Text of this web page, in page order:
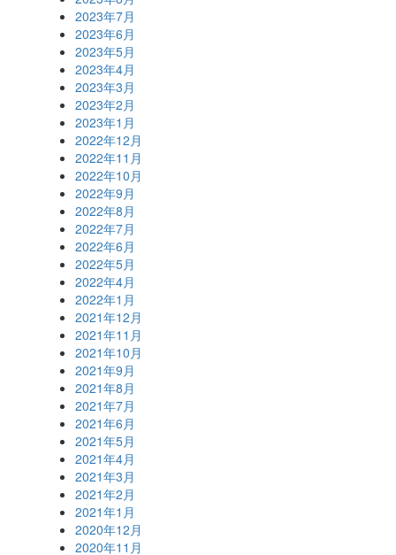
2023年7月
2023年6月
2023年5月
2023年4月
2023年3月
2023年2月
2023年1月
2022年12月
2022年11月
2022年10月
2022年9月
2022年8月
2022年7月
2022年6月
2022年5月
2022年4月
2022年1月
2021年12月
2021年11月
2021年10月
2021年9月
2021年8月
2021年7月
2021年6月
2021年5月
2021年4月
2021年3月
2021年2月
2021年1月
2020年12月
2020年11月